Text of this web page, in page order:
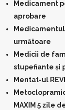
Medicament
aprobare
următoare
Medicii de
stupefiante și
Mentat-ul
MAXIM 5 zile